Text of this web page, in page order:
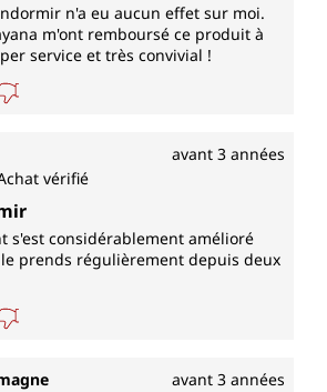
n'a eu aucun effet sur moi.
m'ont remboursé ce produit à
service et très convivial !
avant 3 années
5 sur 5 étoiles
vérifié
s'est considérablement amélioré
prends régulièrement depuis deux
avant 3 années